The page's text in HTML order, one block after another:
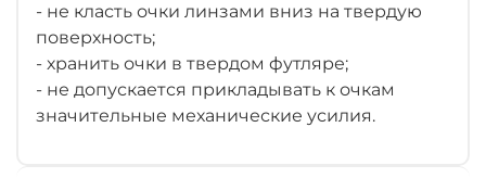
- не класть очки линзами вниз на твердую
поверхность;
- хранить очки в твердом футляре;
- не допускается прикладывать к очкам
значительные механические усилия.